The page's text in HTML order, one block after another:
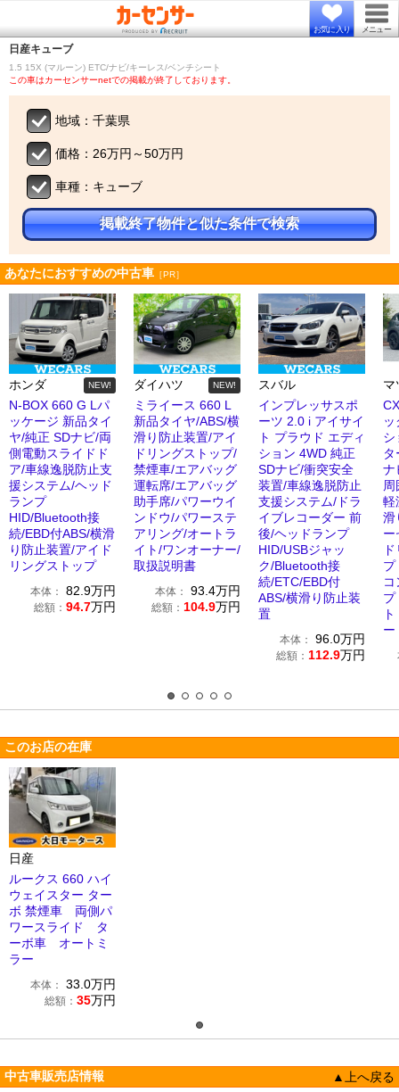
お気に入り メニュー
日産キューブ
1.5 15X (マルーン) ETC/ナビ/キーレス/ベンチシート
この車はカーセンサーnetでの掲載が終了しております。
地域：千葉県
価格：26万円～50万円
車種：キューブ
掲載終了物件と似た条件で検索
あなたにおすすめの中古車 ［PR］
ホンダ NEW!
N-BOX 660 G Lパ
ッケージ 新品タイ
ヤ/純正 SDナビ/両
側電動スライドド
ア/車線逸脱防止支
援システム/ヘッド
ランプ
HID/Bluetooth接
続/EBD付ABS/横滑
り防止装置/アイド
リングストップ
本体： 82.9万円
総額： 94.7万円
ダイハツ NEW!
ミライース 660 L
新品タイヤ/ABS/横
滑り防止装置/アイ
ドリングストップ/
禁煙車/エアバッグ
運転席/エアバッグ
助手席/パワーウイ
ンドウ/パワーステ
アリング/オートラ
イト/ワンオーナー/
取扱説明書
本体： 93.4万円
総額： 104.9万円
スバル
インプレッサスポ
ーツ 2.0 i アイサイ
ト プラウド エディ
ション 4WD 純正
SDナビ/衝突安全
装置/車線逸脱防止
支援システム/ドラ
イブレコーダー 前
後/ヘッドランプ
HID/USBジャッ
ク/Bluetooth接
続/ETC/EBD付
ABS/横滑り防止装
置
本体： 96.0万円
総額： 112.9万円
マ
シ
軽
滑
このお店の在庫
日産
ルークス 660 ハイ
ウェイスター ター
ボ 禁煙車 両側パ
ワースライド タ
ーボ車 オートミ
ラー
本体： 33.0万円
総額： 35万円
中古車販売店情報
▲上へ戻る